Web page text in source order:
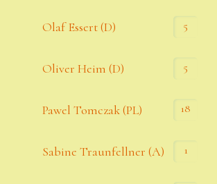
Olaf Essert (D) 5
Oliver Heim (D) 5
Pawel Tomczak (PL) 18
Sabine Traunfellner (A) 1